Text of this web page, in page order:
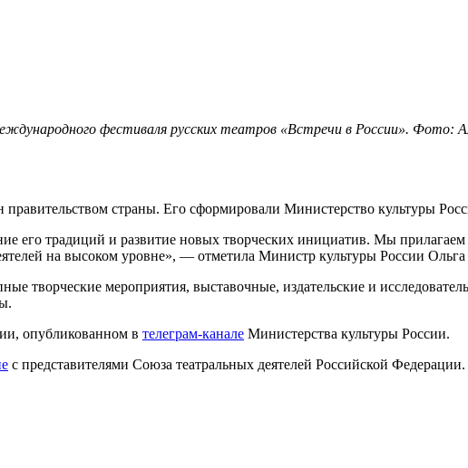
фестиваля русских театров «Встречи в России». Фото:
страны. Его сформировали Министерство культуры
его традиций и развитие новых творческих инициатив. Мы прилагаем
на высоком уровне», — отметила Министр культуры России
творческие мероприятия, выставочные, издательские и
опубликованном в телеграм-канале Министерства культуры России.
с представителями Союза театральных деятелей Российской